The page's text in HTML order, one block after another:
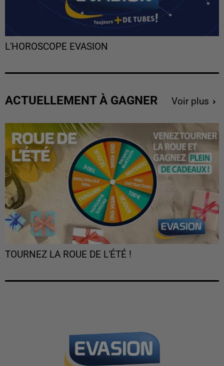
L'HOROSCOPE EVASION
ACTUELLEMENT À GAGNER Voir plus
TOURNEZ LA ROUE DE L'ÉTÉ !